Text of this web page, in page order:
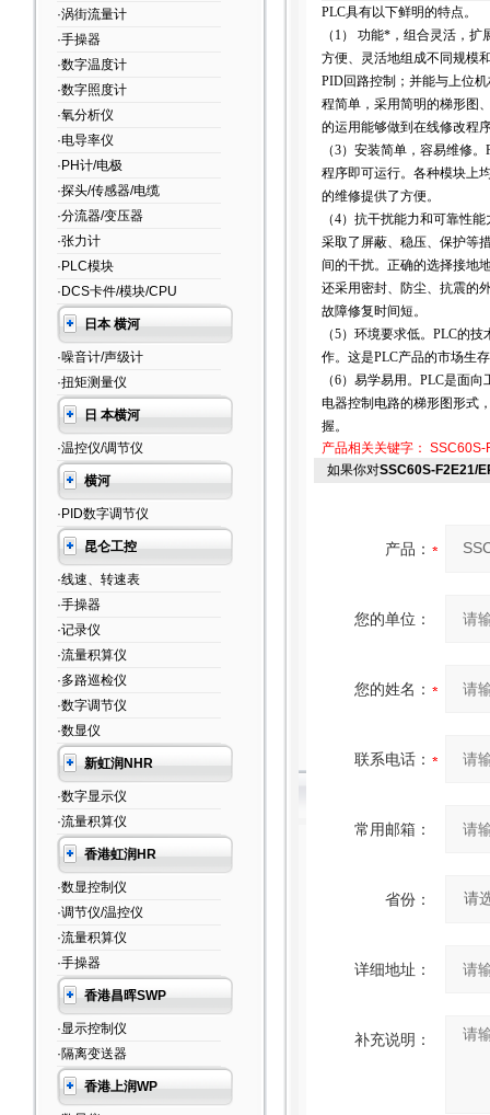
·涡街流量计
·手操器
·数字温度计
·数字照度计
·氧分析仪
·电导率仪
·PH计/电极
·探头/传感器/电缆
·分流器/变压器
·张力计
·PLC模块
·DCS卡件/模块/CPU
日本 横河
·噪音计/声级计
·扭矩测量仪
日 本横河
·温控仪/调节仪
横河
·PID数字调节仪
昆仑工控
·线速、转速表
·手操器
·记录仪
·流量积算仪
·多路巡检仪
·数字调节仪
·数显仪
新虹润NHR
·数字显示仪
·流量积算仪
香港虹润HR
·数显控制仪
·调节仪/温控仪
·流量积算仪
·手操器
香港昌晖SWP
·显示控制仪
·隔离变送器
香港上润WP
PLC具有以下鲜明的特点。
（ 1）
功能*，组合灵活，扩
方便、灵活地组成不同规模
PID回路控制；并能与上位
程简单，采用简明的梯形图
的运用能够做到在线修改程
（3）安装简单，容易维修。
程序即可运行。各种模块上
的维修提供了方便。
（4）抗干扰能力和可靠性
采取了屏蔽、稳压、保护等
间的干扰。正确的选择接地
还采用密封、防尘、抗震的
故障修复时间短。
（5）环境要求低。 PLC的技
作。这是PLC产品的市场生
（6）易学易用。 PLC是面向
电器控制电路的梯形图形式
握。
产品相关关键字： SSC60S-
如果你对SSC60S-F2E21/
产品：
您的单位：
您的姓名：
联系电话：
常用邮箱：
省份：
详细地址：
补充说明：